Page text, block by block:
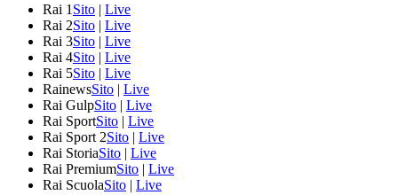
Rai 1 Sito | Live
Rai 2Sito | Live
Rai 3Sito | Live
Rai 4Sito | Live
Rai 5Sito | Live
RainewsSito | Live
Rai GulpSito | Live
Rai SportSito | Live
Rai Sport 2Sito | Live
Rai StoriaSito | Live
Rai PremiumSito | Live
Rai ScuolaSito | Live